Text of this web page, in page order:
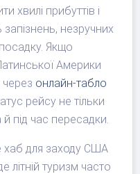
хвилі прибуттів і
запізнень, незручних
Якщо
Америки
онлайн-табло
рейсу не тільки
під час пересадки.
хаб для заходу США
літній туризм часто